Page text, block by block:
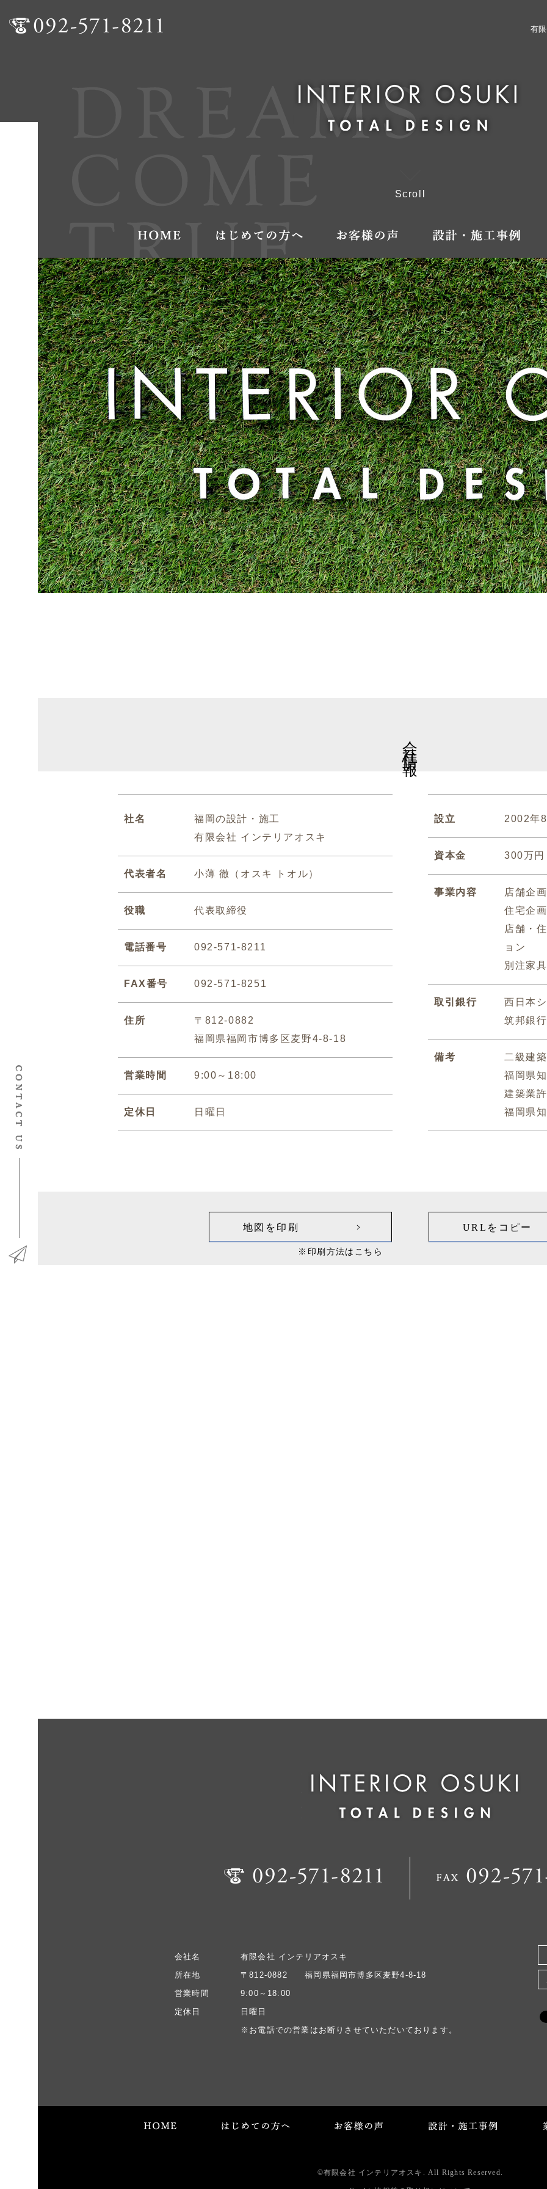
有
Scroll
会社情報
社名
福岡の設計・施工
有限会社 インテリアオスキ
代表者名 小薄 徹（オスキ トオル）
役職 代表取締役
電話番号 092-571-8211
FAX番号 092-571-8251
住所
〒812-0882
福岡県福岡市博多区麦野4-8-18
営業時間 9:00～18:00
定休日 日曜日
設立 2002年
資本金 300万円
事業内容
店舗企
住宅企
店舗・
ョン
別注家
取引銀行
西日本
筑邦銀行
備考
二級建
福岡県
建築業
福岡県
地図を印刷
※印刷方法はこちら
URLをコピー
会社名
有限会社 インテリアオスキ
所在地
〒812-0882 福岡県福岡市博多区麦野4-8-18
営業時間
9:00～18:00
定休日
日曜日
※お電話での営業はお断りさせていただいております。
©有限会社 インテリアオスキ. All Rights Reserved.